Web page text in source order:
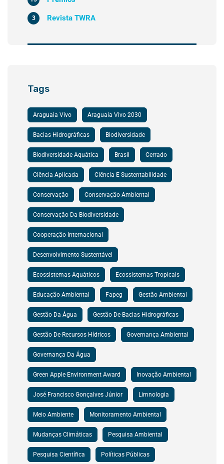
Revista TWRA
3
Tags
Araguaia Vivo Araguaia Vivo 2030
Bacias Hidrográficas Biodiversidade
Biodiversidade Aquática Brasil Cerrado
Ciência Aplicada Ciência E Sustentabilidade
Conservação Conservação Ambiental
Conservação Da Biodiversidade
Cooperação Internacional
Desenvolvimento Sustentável
Ecossistemas Aquáticos Ecossistemas Tropicais
Educação Ambiental Fapeg Gestão Ambiental
Gestão Da Água Gestão De Bacias Hidrográficas
Gestão De Recursos Hídricos Governança Ambiental
Governança Da Água
Green Apple Environment Award Inovação Ambiental
José Francisco Gonçalves Júnior Limnologia
Meio Ambiente Monitoramento Ambiental
Mudanças Climáticas Pesquisa Ambiental
Pesquisa Científica Políticas Públicas